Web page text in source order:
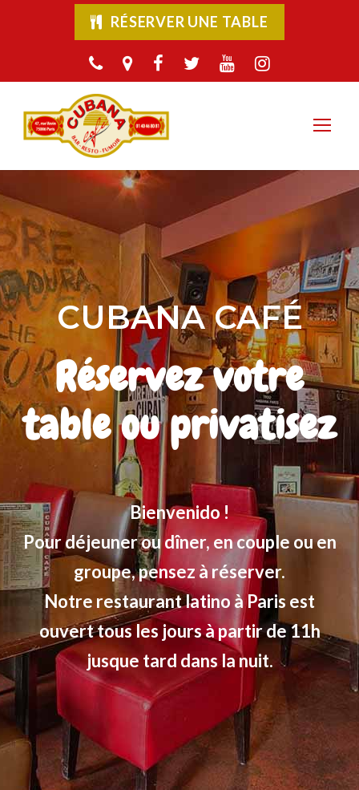
RÉSERVER UNE TABLE
CUBANA CAFÉ
Réservez votre
table ou privatisez
Bienvenido !
Pour déjeuner ou dîner, en couple ou en
groupe, pensez à réserver.
Notre restaurant latino à Paris est
ouvert tous les jours à partir de 11h
jusque tard dans la nuit.